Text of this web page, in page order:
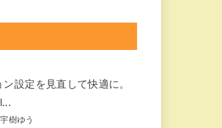
ン設定を見直して快適に。
樹ゆう